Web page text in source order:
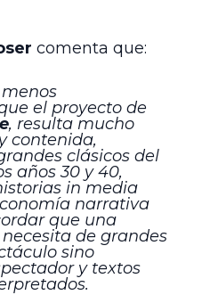
comenta que:
el proyecto de
, resulta mucho
contenida,
clásicos del
años 30 y 40,
in media
narrativa
que una
de grandes
sino
y textos